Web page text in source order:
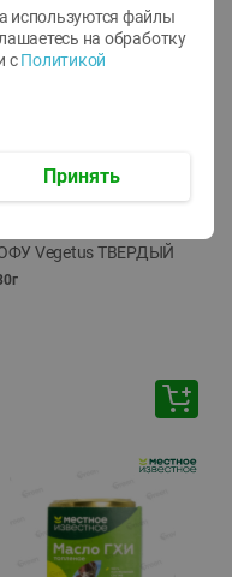
Vegetus ТВЕРДЫЙ
используются файлы
на обработку
с Политикой
Принять